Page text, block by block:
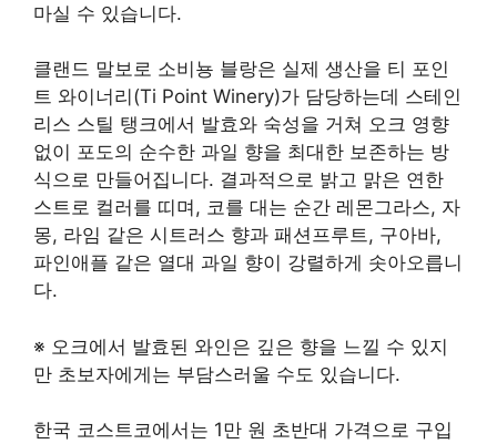
마실 수 있습니다.
클랜드 말보로 소비뇽 블랑은 실제 생산을 티 포인
트 와이너리(Ti Point Winery)가 담당하는데 스테인
리스 스틸 탱크에서 발효와 숙성을 거쳐 오크 영향
없이 포도의 순수한 과일 향을 최대한 보존하는 방
식으로 만들어집니다. 결과적으로 밝고 맑은 연한
스트로 컬러를 띠며, 코를 대는 순간 레몬그라스, 자
몽, 라임 같은 시트러스 향과 패션프루트, 구아바,
파인애플 같은 열대 과일 향이 강렬하게 솟아오릅니
다.
※ 오크에서 발효된 와인은 깊은 향을 느낄 수 있지
만 초보자에게는 부담스러울 수도 있습니다.
한국 코스트코에서는 1만 원 초반대 가격으로 구입